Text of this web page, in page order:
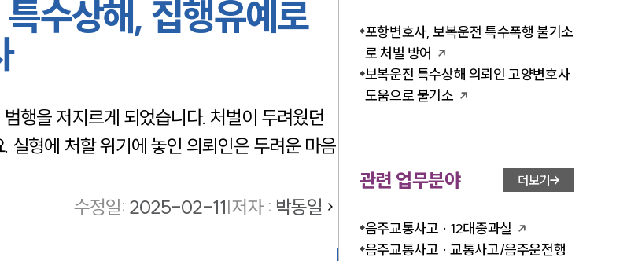
수상해, 집행유예로
행을 저지르게 되었습니다. 처벌이 두려웠던
실형에 처할 위기에 놓인 의뢰인은 두려운 마음
수정일: 2025-02-11|저자 : 박동일
포항변호사, 보복운전 특수폭행 불기소
로 처벌 방어
보복운전 특수상해 의뢰인 고양변호사
도움으로 불기소
관련 업무분야 더보기
음주교통사고 · 12대중과실
음주교통사고 · 교통사고/음주운전행